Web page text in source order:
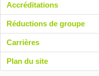
Accréditations
Réductions de groupe
Carrières
Plan du site